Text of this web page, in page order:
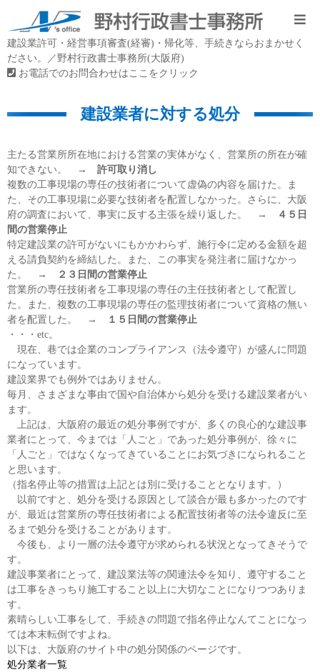
建設業許可・経営事項審査(経審)・帰化等、手続きならおまかせく
ださい。／野村行政書士事務所(大阪府)
お電話でのお問合わせはここをクリック
建設業者に対する処分
主たる営業所所在地における営業の実体がなく、営業所の所在が確
知できない。 → 許可取り消し
複数の工事現場の専任の技術者について虚偽の内容を届けた。ま
た、その工事現場に必要な技術者を配置しなかった。さらに、大阪
府の調査において、事実に反する主張を繰り返した。 →
４５日
間の営業停止
特定建設業の許可がないにもかかわらず、施行令に定める金額を超
える請負契約を締結した。また、この事実を発注者に届けなかっ
た。 →
２３日間の営業停止
営業所の専任技術者を工事現場の専任の主任技術者として配置し
た。また、複数の工事現場の専任の監理技術者について資格の無い
者を配置した。 →
１５日間の営業停止
・・・etc。
現在、巷では企業のコンプライアンス（法令遵守）が盛んに問題
になっています。
建設業界でも例外ではありません。
毎月、さまざまな事由で国や自治体から処分を受ける建設業者がい
ます。
上記は、大阪府の最近の処分事例ですが、多くの良心的な建設事
業者にとって、今までは「人ごと」であった処分事例が、徐々に
「人ごと」ではなくなってきていることにお気づきになられること
と思います。
（指名停止等の措置は上記とは別に受けることとなります。）
以前ですと、処分を受ける原因として談合が最も多かったのです
が、最近は営業所の専任技術者による配置技術者等の法令違反に至
るまで処分を受けることがあります。
今後も、より一層の法令遵守が求められる状況となってきそうで
す。
建設事業者にとって、建設業法等の関連法令を知り、遵守すること
は工事をきっちり施工すること以上に大切なことになりつつありま
す。
素晴らしい工事をして、手続きの問題で指名停止なんてことになっ
ては本末転倒ですよね。
以下は、大阪府のサイト中の処分関係のページです。
処分業者一覧